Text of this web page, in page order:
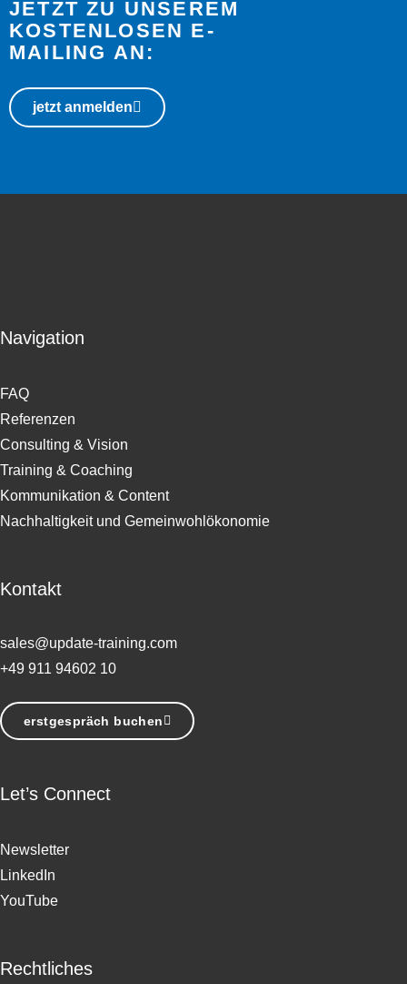
JETZT ZU UNSEREM
KOSTENLOSEN E-
MAILING AN:
jetzt anmelden
Navigation
FAQ
Referenzen
Consulting & Vision
Training & Coaching
Kommunikation & Content
Nachhaltigkeit und Gemeinwohlökonomie
Kontakt
sales@update-training.com
+49 911 94602 10
erstgespräch buchen
Let’s Connect
Newsletter
LinkedIn
YouTube
Rechtliches